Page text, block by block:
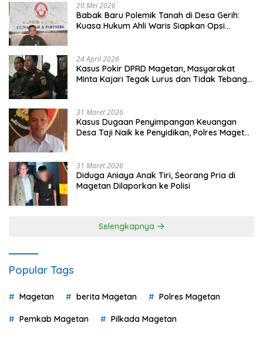
20 Mei 2026
Babak Baru Polemik Tanah di Desa Gerih:
Kuasa Hukum Ahli Waris Siapkan Opsi
24 April 2026
Kasus Pokir DPRD Magetan, Masyarakat
Minta Kajari Tegak Lurus dan Tidak Tebang
31 Maret 2026
Kasus Dugaan Penyimpangan Keuangan
Desa Taji Naik ke Penyidikan, Polres Magetan
31 Maret 2026
Diduga Aniaya Anak Tiri, Seorang Pria di
Magetan Dilaporkan ke Polisi
Selengkapnya
Popular Tags
Magetan berita Magetan Polres Magetan
Pemkab Magetan Pilkada Magetan